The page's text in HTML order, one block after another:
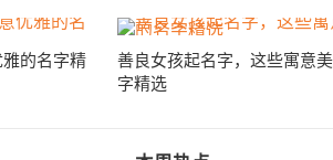
的名字精
善良女孩起名字，这些寓意
字精选